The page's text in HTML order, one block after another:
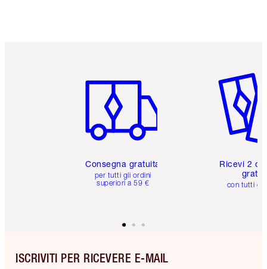
Consegna gratuita
per tutti gli ordini
superiori a 59 €
Ricevi 2
con tutti gli
ISCRIVITI PER RICEVERE E-MAIL